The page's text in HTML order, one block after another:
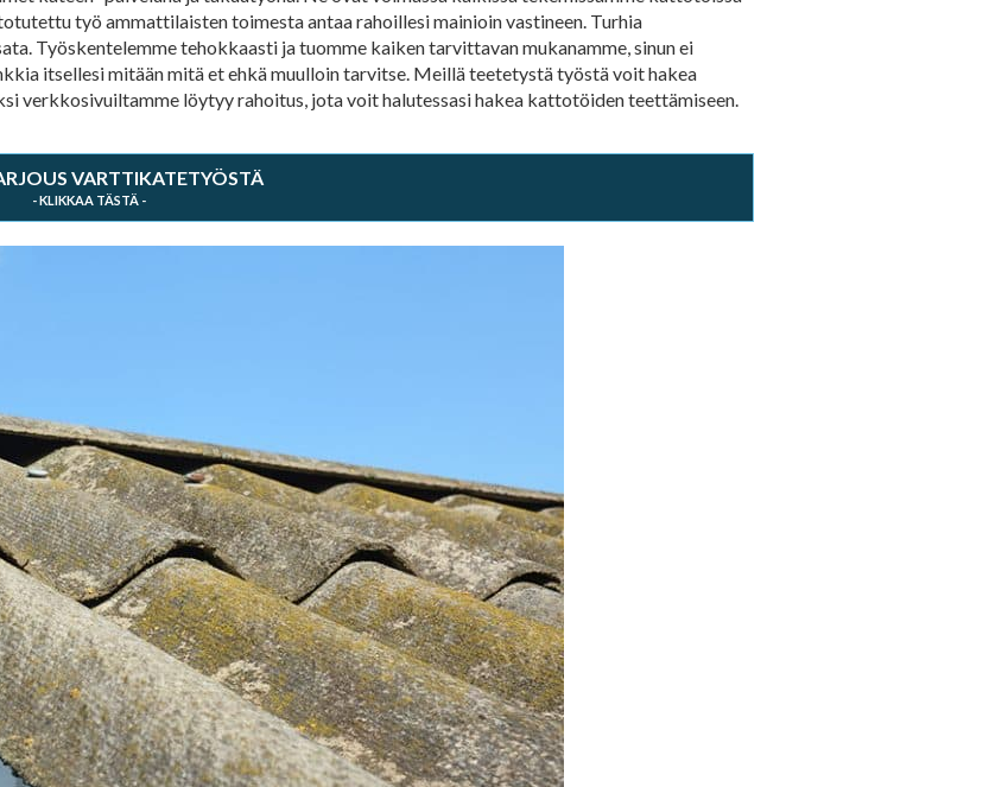
työ ammattilaisten toimesta antaa rahoillesi mainioin vastineen. Turhia
Työskentelemme tehokkaasti ja tuomme kaiken tarvittavan mukanamme, sinun ei
itsellesi mitään mitä et ehkä muulloin tarvitse. Meillä teetetystä työstä voit hakea
verkkosivuiltamme löytyy rahoitus, jota voit halutessasi hakea kattotöiden teettämiseen.
VARTTIKATETYÖSTÄ